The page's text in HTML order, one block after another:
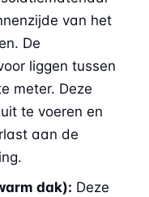
van het
De
liggen tussen
meter. Deze
te voeren en
aan de
dak): Deze